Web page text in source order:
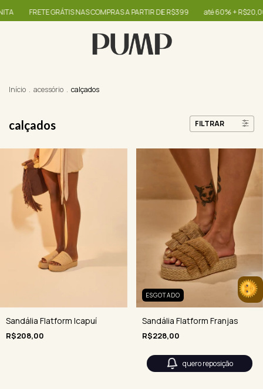
FRETE GRÁTIS NAS COMPRAS A PARTIR DE R$399 até 60% + R$20,00
Início . acessório . calçados
calçados FILTRAR
Sandália Flatform Icapuí
R$208,00
ESGOTADO
Sandália Flatform Franjas
R$228,00
quero reposição